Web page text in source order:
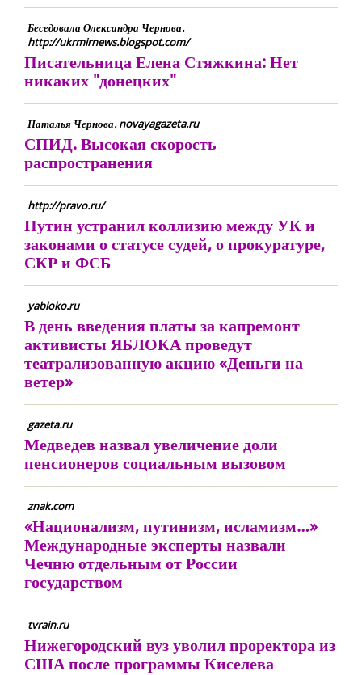
Беседовала Олександра Чернова.
http://ukrmirnews.blogspot.com/
Писательница Елена Стяжкина: Нет
никаких "донецких"
Наталья Чернова. novayagazeta.ru
СПИД. Высокая скорость
распространения
http://pravo.ru/
Путин устранил коллизию между УК и
законами о статусе судей, о прокуратуре,
СКР и ФСБ
yabloko.ru
В день введения платы за капремонт
активисты ЯБЛОКА проведут
театрализованную акцию «Деньги на
ветер»
gazeta.ru
Медведев назвал увеличение доли
пенсионеров социальным вызовом
znak.com
«Национализм, путинизм, исламизм…»
Международные эксперты назвали
Чечню отдельным от России
государством
tvrain.ru
Нижегородский вуз уволил проректора из
США после программы Киселева